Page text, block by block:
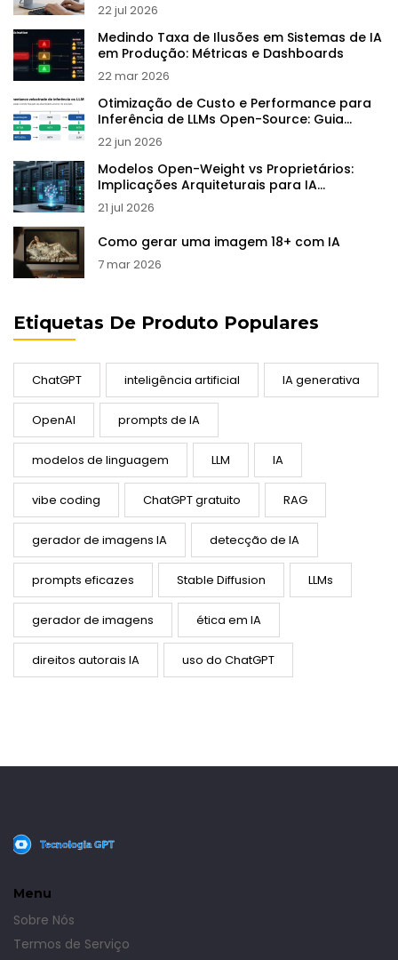
22 jul 2026
Medindo Taxa de Ilusões em Sistemas de IA
em Produção: Métricas e Dashboards
22 mar 2026
Otimização de Custo e Performance para
Inferência de LLMs Open-Source: Guia
Prático
22 jun 2026
Modelos Open-Weight vs Proprietários:
Implicações Arquiteturais para IA
Generativa
21 jul 2026
Como gerar uma imagem 18+ com IA
7 mar 2026
Etiquetas De Produto Populares
ChatGPT inteligência artificial IA generativa
OpenAI prompts de IA
modelos de linguagem LLM IA
vibe coding ChatGPT gratuito RAG
gerador de imagens IA detecção de IA
prompts eficazes Stable Diffusion LLMs
gerador de imagens ética em IA
direitos autorais IA uso do ChatGPT
Menu
Sobre Nós
Termos de Serviço